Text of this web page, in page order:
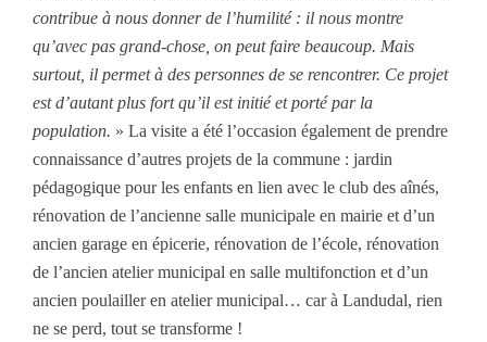
contribue à nous donner de l’humilité : il nous montre
qu’avec pas grand-chose, on peut faire beaucoup. Mais
surtout, il permet à des personnes de se rencontrer. Ce projet
est d’autant plus fort qu’il est initié et porté par la
population. » La visite a été l’occasion également de prendre
connaissance d’autres projets de la commune : jardin
pédagogique pour les enfants en lien avec le club des aînés,
rénovation de l’ancienne salle municipale en mairie et d’un
ancien garage en épicerie, rénovation de l’école, rénovation
de l’ancien atelier municipal en salle multifonction et d’un
ancien poulailler en atelier municipal… car à Landudal, rien
ne se perd, tout se transforme !